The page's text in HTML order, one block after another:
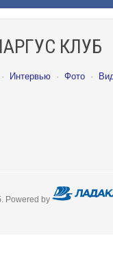
КЛУБ
· Интервью · Фото ·
Powered by